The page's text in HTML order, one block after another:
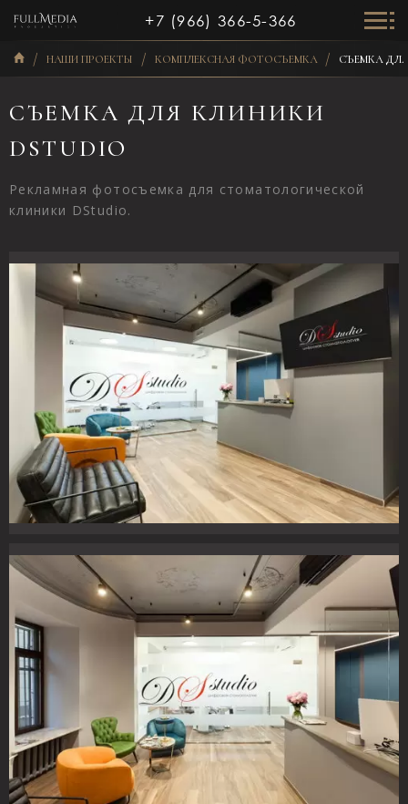
+7 (966) 366-5-366
НАШИ ПРОЕКТЫ КОМПЛЕКСНАЯ ФОТОСЪЕМКА СЪЕМКА
СЪЕМКА ДЛЯ КЛИНИКИ
DSTUDIO
Рекламная фотосъемка для стоматологической
клиники DStudio.